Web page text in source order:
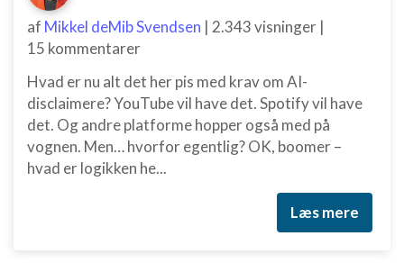
af Mikkel deMib Svendsen | 2.343 visninger |
15 kommentarer
Hvad er nu alt det her pis med krav om AI-
disclaimere? YouTube vil have det. Spotify vil have
det. Og andre platforme hopper også med på
vognen. Men… hvorfor egentlig? OK, boomer –
hvad er logikken he...
Læs mere